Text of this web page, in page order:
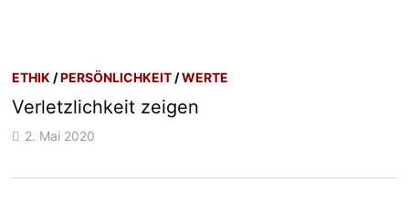
ETHIK /PERSÖNLICHKEIT /WERTE
Verletzlichkeit zeigen
2. Mai 2020